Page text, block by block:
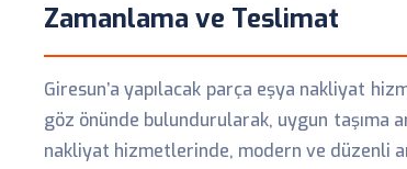
Zamanlama ve Teslimat
Giresun’a yapılacak parça eşya nakliyat
göz önünde bulundurularak, uygun taşıma
nakliyat hizmetlerinde, modern ve düzenli